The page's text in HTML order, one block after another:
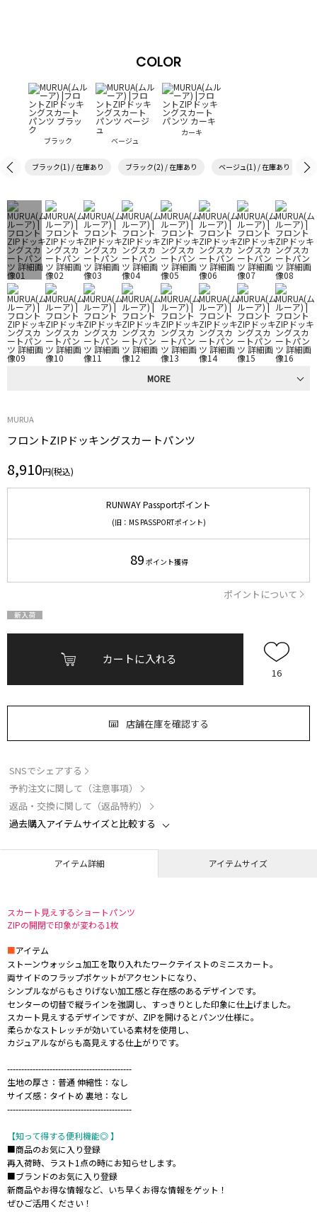
COLOR
ブラック ベージュ
カーキ
ブラック(1) / 在庫あり ブラック(2) / 在庫あり ベージュ(1) / 在庫あり
MORE
MURUA
フロントZIPドッキングスカートパンツ
8,910円(税込)
RUNWAY Passportポイント
(旧：MS PASSPORTポイント)
89 ポイント獲得
ポイントについて
カートに入れる
16
店舗在庫を確認する
SNSでシェアする
予約注文に関して（注意事項）
返品・交換に関して（返品特約）
過去購入アイテムサイズと比較する
アイテム詳細 アイテムサイズ
スカート見えするショートパンツ
ZIPの開閉で印象が変わる1枚
■アイテム
ストーンウォッシュ加工を取り入れたワークテイストのミニスカート。
両サイドのフラップポケットがアクセントになり、
シンプルながらもさりげない加工感と存在感のあるデザインです。
センターの切替で縦ラインを強調し、すっきりとした印象に仕上げました。
スカート見えするデザインですが、ZIPを開けるとパンツ仕様に。
柔らかなストレッチが効いている素材を使用し、
カジュアルながらも高見えする仕上がりです。
--------------------------------------------
生地の厚さ：普通 伸縮性：なし
サイズ感：タイトめ 裏地：なし
--------------------------------------------
【知って得する便利機能◎ 】
■商品のお気に入り登録
再入荷時、ラスト1点の時にお知らせします。
■ブランドのお気に入り登録
新商品やお得な情報など、いち早くお得な情報をゲット！
ぜひご活用ください！